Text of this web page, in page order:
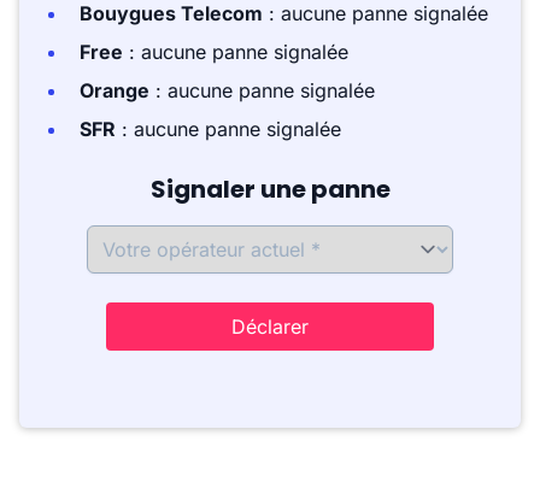
Bouygues Telecom : aucune panne signalée
Free : aucune panne signalée
Orange : aucune panne signalée
SFR : aucune panne signalée
Signaler une panne
Déclarer